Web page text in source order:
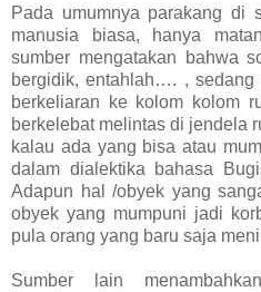
Pada umumnya parakang di
manusia biasa, hanya
sumber mengatakan bahwa
bergidik, entahlah…. ,
berkeliaran ke kolom kolom
berkelebat melintas di jendela
kalau ada yang bisa atau
dalam dialektika bahasa
Adapun hal /obyek yang
obyek yang mumpuni jadi
pula orang yang baru saja
Sumber lain